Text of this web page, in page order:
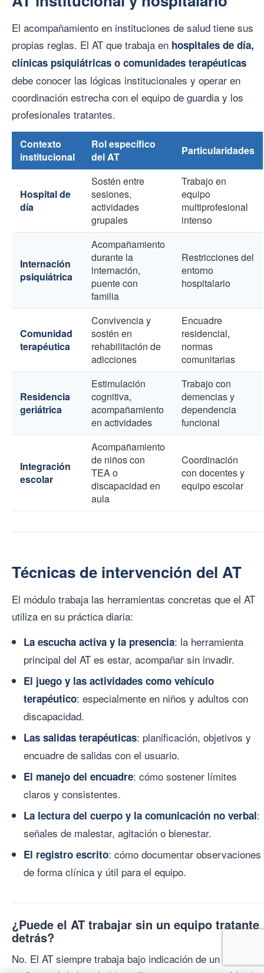
El acompañamiento en instituciones de salud tiene sus
propias reglas. El AT que trabaja en hospitales de día,
clínicas psiquiátricas o comunidades terapéuticas
debe conocer las lógicas institucionales y operar en
coordinación estrecha con el equipo de guardia y los
profesionales tratantes.
Contexto
institucional
Rol específico
del AT
Particularidades
Hospital de
día
Sostén entre
sesiones,
actividades
grupales
Trabajo en
equipo
multiprofesional
intenso
Internación
psiquiátrica
Acompañamiento
durante la
internación,
puente con
familia
Restricciones del
entorno
hospitalario
Comunidad
terapéutica
Convivencia y
sostén en
rehabilitación de
adicciones
Encuadre
residencial,
normas
comunitarias
Residencia
geriátrica
Estimulación
cognitiva,
acompañamiento
en actividades
Trabajo con
demencias y
dependencia
funcional
Integración
escolar
Acompañamiento
de niños con
TEA o
discapacidad en
aula
Coordinación
con docentes y
equipo escolar
Técnicas de intervención del AT
El módulo trabaja las herramientas concretas que el AT
utiliza en su práctica diaria:
La escucha activa y la presencia: la herramienta
principal del AT es estar, acompañar sin invadir.
El juego y las actividades como vehículo
terapéutico: especialmente en niños y adultos con
discapacidad.
Las salidas terapéuticas: planificación, objetivos y
encuadre de salidas con el usuario.
El manejo del encuadre: cómo sostener límites
claros y consistentes.
La lectura del cuerpo y la comunicación no verbal:
señales de malestar, agitación o bienestar.
El registro escrito: cómo documentar observaciones
de forma clínica y útil para el equipo.
¿Puede el AT trabajar sin un equipo tratante
detrás?
No. El AT siempre trabaja bajo indicación de un